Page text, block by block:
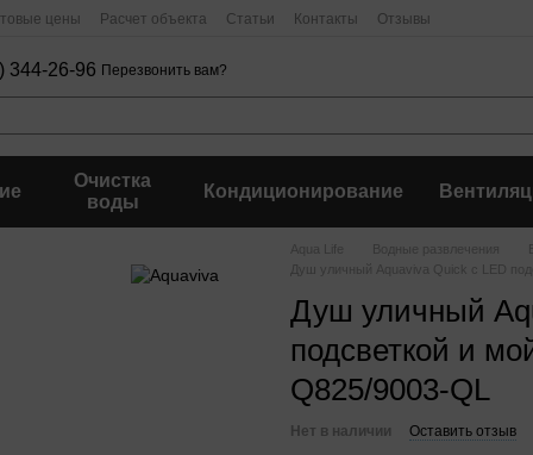
цены Расчет объекта Статьи Контакты Отзывы
344-26-96 Перезвонить вам?
Очистка
воды
Кондиционирование
Aqua Life Водные развлечения
Душ уличный Aquaviva Quick с LED
Душ уличный
подсветкой и
Q825/9003-QL
Нет в наличии Оставить отзыв